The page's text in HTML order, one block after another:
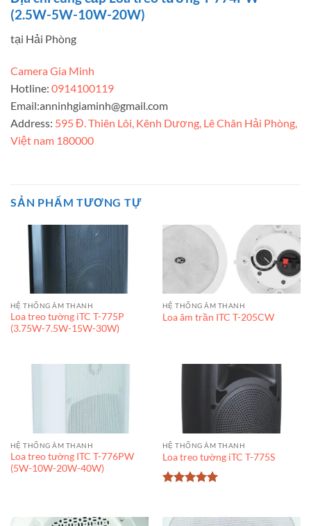
(2.5W-5W-10W-20W)
tại Hải Phòng
Camera Gia Minh
Hotline: 0914100119
Email:anninhgiaminh@gmail.com
Address: 595 Đ. Thiên Lôi, Kênh Dương, Lê Chân Hải Phòng,
Việt nam 180000
SẢN PHẨM TƯƠNG TỰ
HỆ THỐNG ÂM THANH
Loa treo tường iTC T-775P
(3.75W-7.5W-15W-30W)
HỆ THỐNG ÂM THANH
Loa âm trần ITC T-205CW
HỆ THỐNG ÂM THANH
Loa treo tường ITC T-776PW
(5W-10W-20W-40W)
HỆ THỐNG ÂM THANH
Loa treo tường iTC T-775S
sao